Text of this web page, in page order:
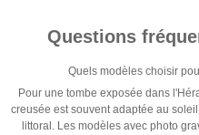
Questions
Quels modèles choisir
Pour une tombe exposée dans
creusée est souvent adaptée au
littoral. Les modèles avec photo